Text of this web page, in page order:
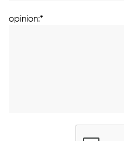
opinion:*